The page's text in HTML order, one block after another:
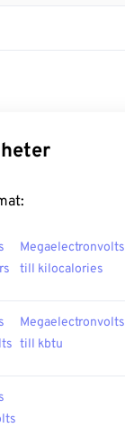
Megaelectronvolts
till kilocalories
Megaelectronvolts
till kbtu